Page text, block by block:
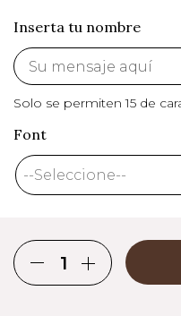
Inserta tu nombre
Solo se permiten 15 de
Font